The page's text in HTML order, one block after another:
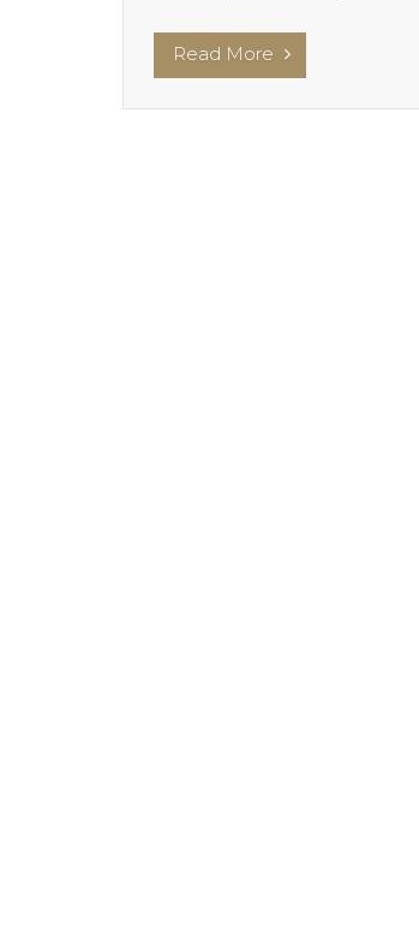
Read More